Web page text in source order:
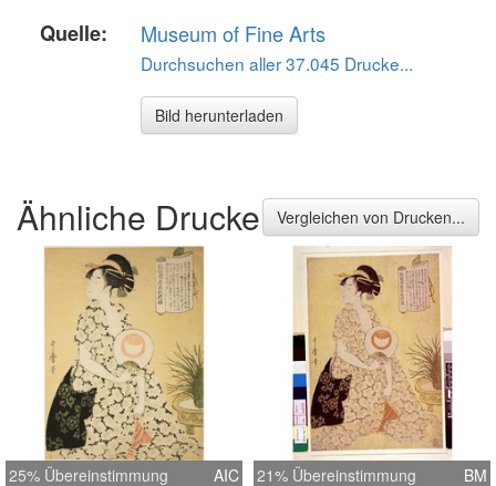
Quelle:
Museum of Fine Arts
Durchsuchen aller 37.045 Drucke...
Bild herunterladen
Ähnliche Drucke Vergleichen von Drucken...
25% Übereinstimmung AIC 21% Übereinstimmung BM